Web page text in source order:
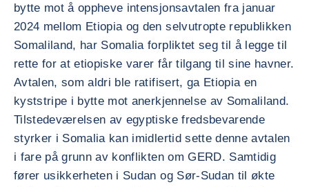
bytte mot å oppheve intensjonsavtalen fra januar
2024 mellom Etiopia og den selvutropte republikken
Somaliland, har Somalia forpliktet seg til å legge til
rette for at etiopiske varer får tilgang til sine havner.
Avtalen, som aldri ble ratifisert, ga Etiopia en
kyststripe i bytte mot anerkjennelse av Somaliland.
Tilstedeværelsen av egyptiske fredsbevarende
styrker i Somalia kan imidlertid sette denne avtalen
i fare på grunn av konflikten om GERD. Samtidig
fører usikkerheten i Sudan og Sør-Sudan til økte